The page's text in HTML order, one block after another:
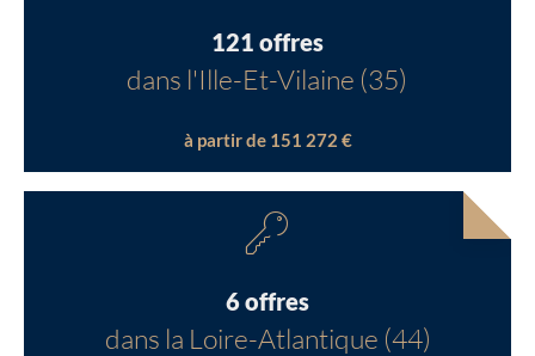
121 offres
dans l'Ille-Et-Vilaine (35)
à partir de 151 272 €
6 offres
dans la Loire-Atlantique (44)